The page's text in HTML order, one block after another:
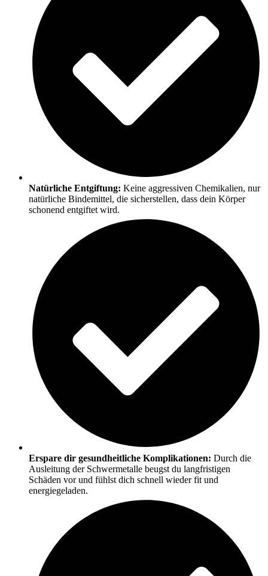
Natürliche Entgiftung: Keine aggressiven Chemikalien, nur
natürliche Bindemittel, die sicherstellen, dass dein Körper
schonend entgiftet wird.
Erspare dir gesundheitliche Komplikationen: Durch die
Ausleitung der Schwermetalle beugst du langfristigen
Schäden vor und fühlst dich schnell wieder fit und
energiegeladen.